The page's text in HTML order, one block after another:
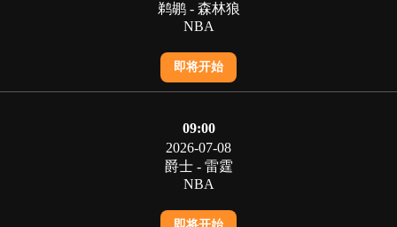
鹈鹕 - 森林狼
NBA
即将开始
09:00
2026-07-08
爵士 - 雷霆
NBA